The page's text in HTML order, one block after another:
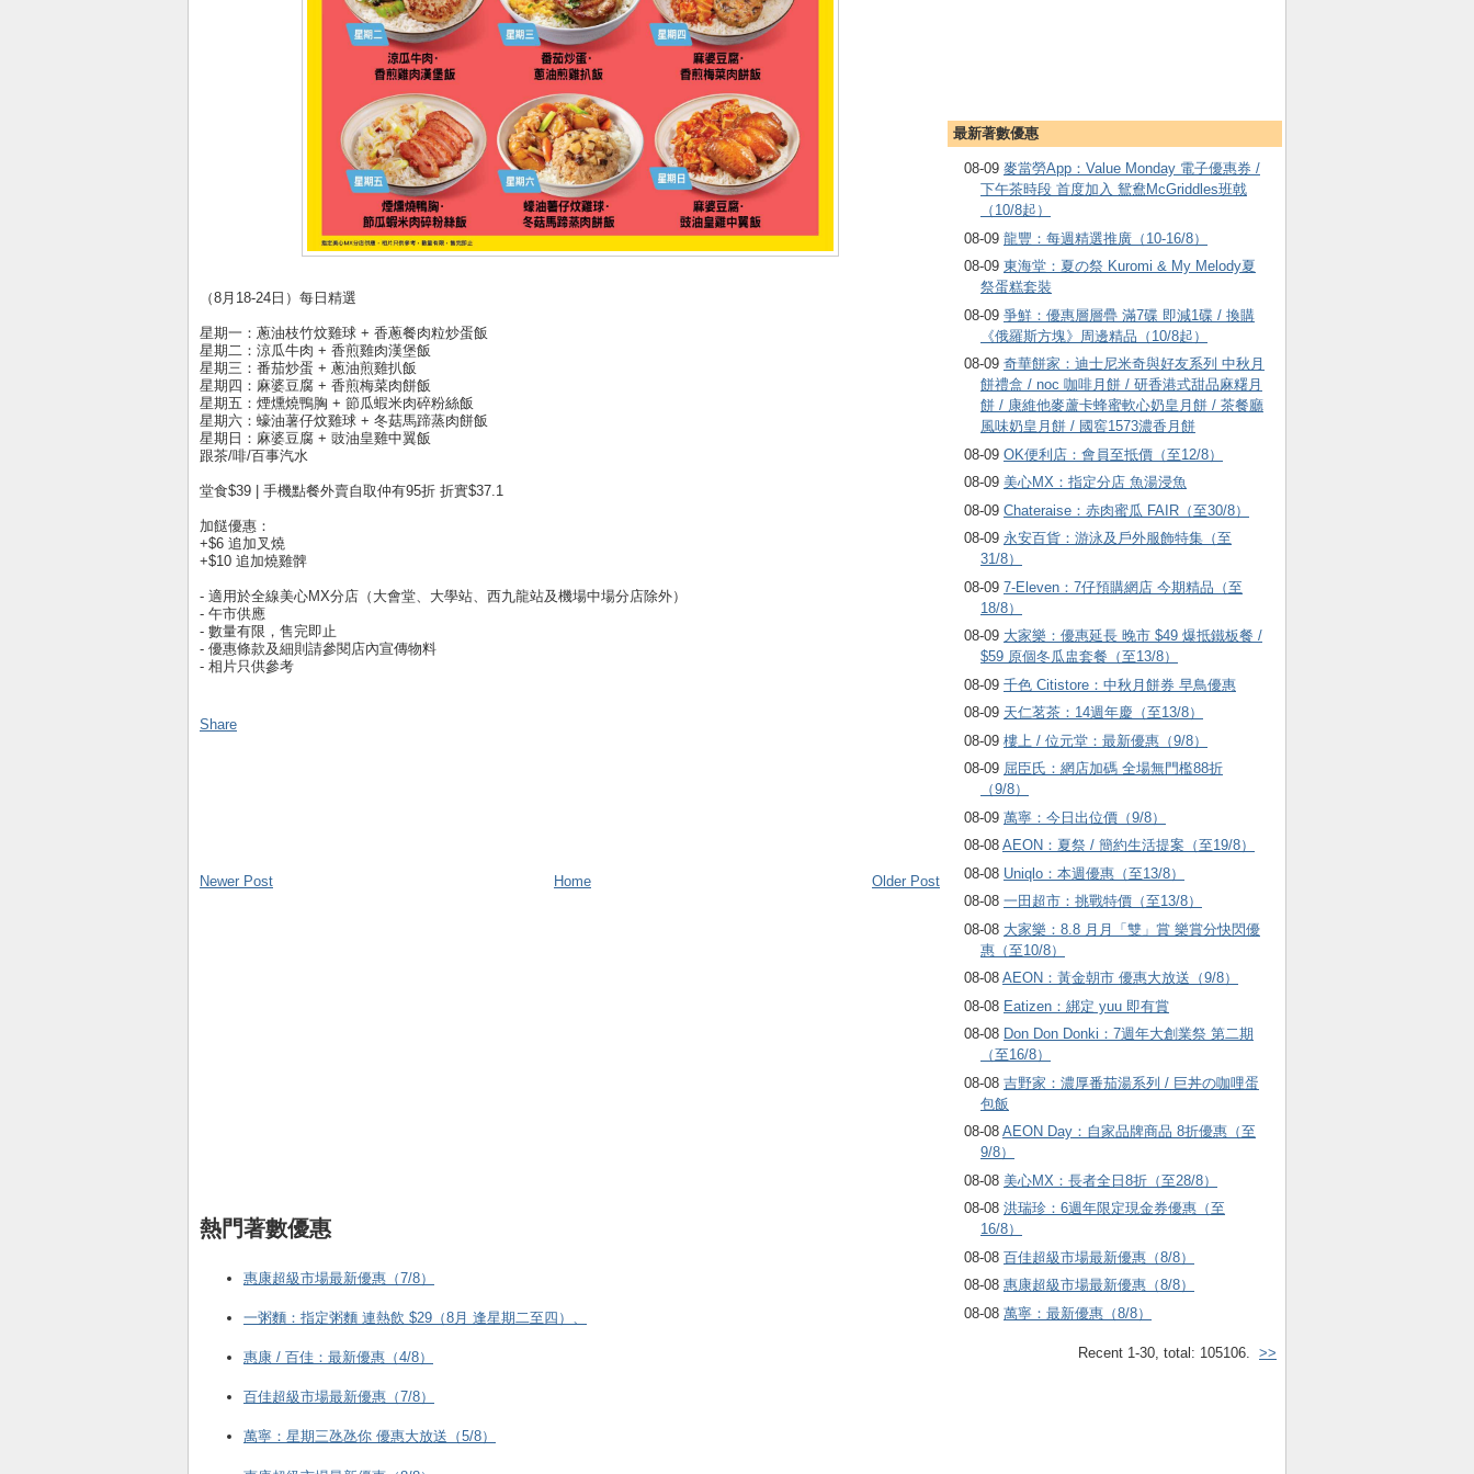
最新著數優惠
08-09 麥當勞App：Value Monday 電子優惠券 /
下午茶時段 首度加入 鴛鴦McGriddles班戟
（10/8起）
08-09 龍豐：每週精選推廣（10-16/8）
08-09 東海堂：夏の祭 Kuromi & My Melody夏
祭蛋糕套裝
08-09 爭鮮：優惠層層疊 滿7碟 即減1碟 / 換購
《俄羅斯方塊》周邊精品（10/8起）
08-09 奇華餅家：迪士尼米奇與好友系列 中秋月
餅禮盒 / noc 咖啡月餅 / 研香港式甜品麻糬月
餅 / 康維他麥蘆卡蜂蜜軟心奶皇月餅 / 茶餐廳
風味奶皇月餅 / 國窖1573濃香月餅
08-09 OK便利店：會員至抵價（至12/8）
08-09 美心MX：指定分店 魚湯浸魚
08-09 Chateraise：赤肉蜜瓜 FAIR（至30/8）
08-09 永安百貨：游泳及戶外服飾特集（至
31/8）
08-09 7-Eleven：7仔預購網店 今期精品（至
18/8）
08-09 大家樂：優惠延長 晚市 $49 爆抵鐵板餐 /
$59 原個冬瓜盅套餐（至13/8）
08-09 千色 Citistore：中秋月餅券 早鳥優惠
08-09 天仁茗茶：14週年慶（至13/8）
08-09 樓上 / 位元堂：最新優惠（9/8）
08-09 屈臣氏：網店加碼 全場無門檻88折
（9/8）
08-09 萬寧：今日出位價（9/8）
08-08 AEON：夏祭 / 簡約生活提案（至19/8）
08-08 Uniqlo：本週優惠（至13/8）
08-08 一田超市：挑戰特價（至13/8）
08-08 大家樂：8.8 月月「雙」賞 樂賞分快閃優
惠（至10/8）
08-08 AEON：黃金朝市 優惠大放送（9/8）
08-08 Eatizen：綁定 yuu 即有賞
08-08 Don Don Donki：7週年大創業祭 第二期
（至16/8）
08-08 吉野家：濃厚番茄湯系列 / 巨丼の咖哩蛋
包飯
08-08 AEON Day：自家品牌商品 8折優惠（至
9/8）
08-08 美心MX：長者全日8折（至28/8）
08-08 洪瑞珍：6週年限定現金券優惠（至
16/8）
08-08 百佳超級市場最新優惠（8/8）
08-08 惠康超級市場最新優惠（8/8）
08-08 萬寧：最新優惠（8/8）
Recent 1-30, total: 105106. >>
（8月18-24日）每日精選
星期一：蔥油枝竹炆雞球 + 香蔥餐肉粒炒蛋飯
星期二：涼瓜牛肉 + 香煎雞肉漢堡飯
星期三：番茄炒蛋 + 蔥油煎雞扒飯
星期四：麻婆豆腐 + 香煎梅菜肉餅飯
星期五：煙燻燒鴨胸 + 節瓜蝦米肉碎粉絲飯
星期六：蠔油薯仔炆雞球 + 冬菇馬蹄蒸肉餅飯
星期日：麻婆豆腐 + 豉油皇雞中翼飯
跟茶/啡/百事汽水
堂食$39 | 手機點餐外賣自取仲有95折 折實$37.1
加餸優惠：
+$6 追加叉燒
+$10 追加燒雞髀
- ⁠適用於全線美心MX分店（大會堂、大學站、西九龍站及機場中場分店除外）
- ⁠午市供應
- ⁠數量有限，售完即止
- 優惠條款及細則請參閱店內宣傳物料
- ⁠相片只供參考
Share
Newer Post Older Post
Home
熱門著數優惠
惠康超級市場最新優惠（7/8）
一粥麵：指定粥麵 連熱飲 $29（8月 逢星期二至四）、
惠康 / 百佳：最新優惠（4/8）
百佳超級市場最新優惠（7/8）
萬寧：星期三氹氹你 優惠大放送（5/8）